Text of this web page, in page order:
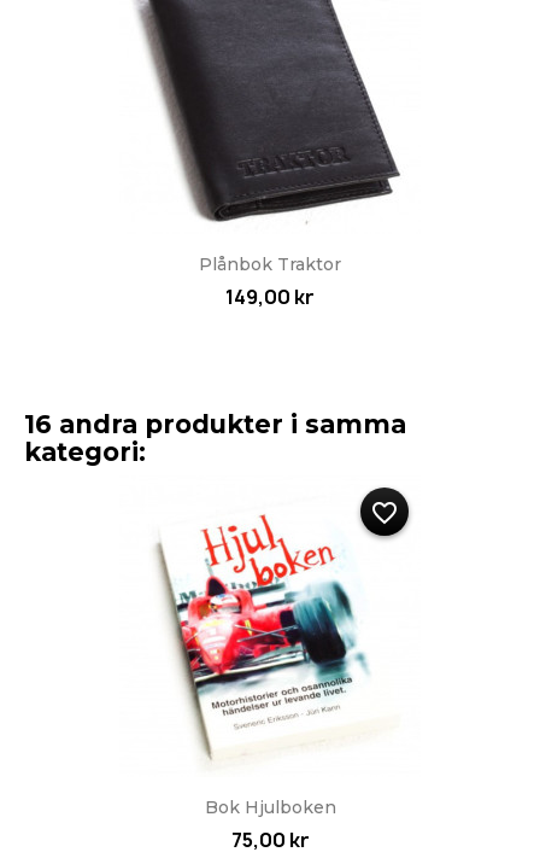
Plånbok Traktor
149,00 kr
16 andra produkter i samma
kategori:
Bok Hjulboken
75,00 kr
favorite_border